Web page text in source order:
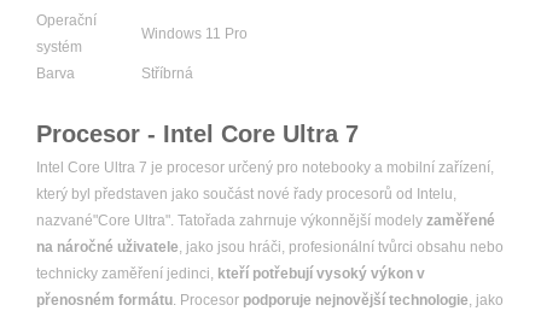
Operační
systém
Windows 11 Pro
Barva Stříbrná
Procesor - Intel Core Ultra 7
Intel Core Ultra 7 je procesor určený pro notebooky a mobilní zařízení,
který byl představen jako součást nové řady procesorů od Intelu,
nazvané"Core Ultra". Tatořada zahrnuje výkonnější modely zaměřené
na náročné uživatele, jako jsou hráči, profesionální tvůrci obsahu nebo
technicky zaměření jedinci, kteří potřebují vysoký výkon v
přenosném formátu. Procesor podporuje nejnovější technologie, jako